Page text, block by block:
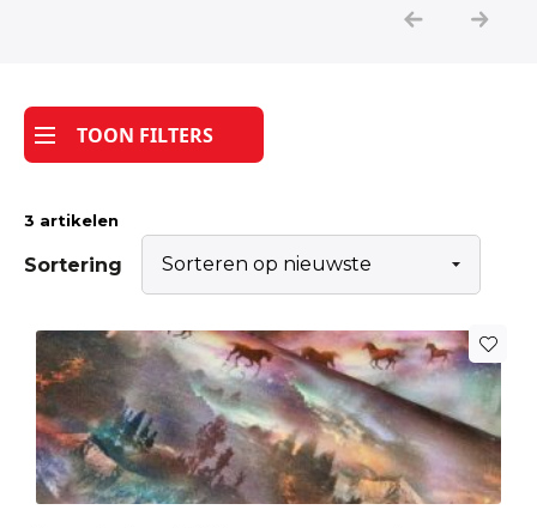
Tijdpakker stof
TOON FILTERS
3 artikelen
Sortering